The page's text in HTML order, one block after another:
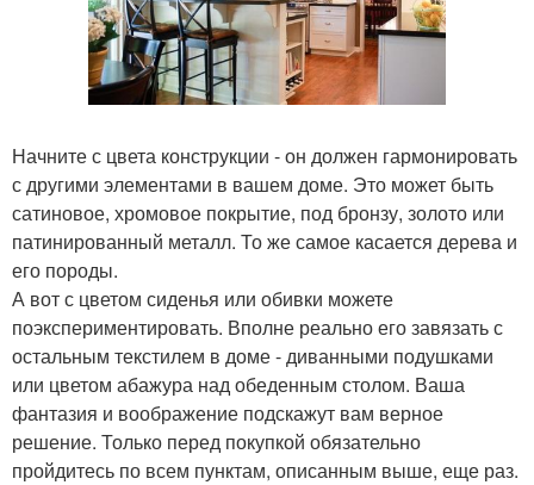
Начните с цвета конструкции - он должен гармонировать
с другими элементами в вашем доме. Это может быть
сатиновое, хромовое покрытие, под бронзу, золото или
патинированный металл. То же самое касается дерева и
его породы.
А вот с цветом сиденья или обивки можете
поэкспериментировать. Вполне реально его завязать с
остальным текстилем в доме - диванными подушками
или цветом абажура над обеденным столом. Ваша
фантазия и воображение подскажут вам верное
решение. Только перед покупкой обязательно
пройдитесь по всем пунктам, описанным выше, еще раз.